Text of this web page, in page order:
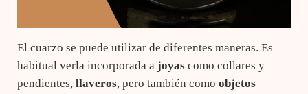
El cuarzo se puede utilizar de diferentes maneras. Es
habitual verla incorporada a joyas como collares y
pendientes, llaveros, pero también como objetos